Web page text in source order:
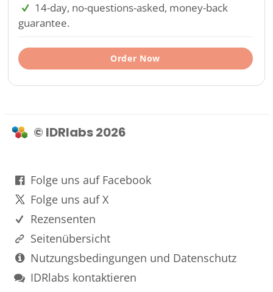
14-day, no-questions-asked, money-back
guarantee.
Order Now
© IDRlabs 2026
Folge uns auf Facebook
Folge uns auf X
Rezensenten
Seitenübersicht
Nutzungsbedingungen und Datenschutz
IDRlabs kontaktieren